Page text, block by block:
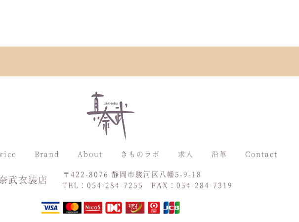
Brand About きものラボ 求人 沿革 Contact
武衣装店
〒422-8076 静岡市駿河区八幡5-9-18
TEL：054-284-7255 FAX：054-284-7319